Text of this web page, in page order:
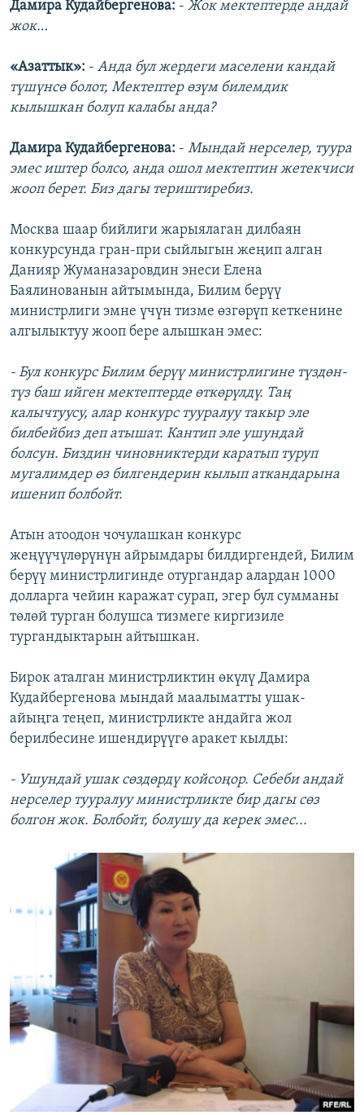
Дамира Кудайбергенова: - Жок мектептерде андай
жок…
«Азаттык»: - Анда бул жердеги маселени кандай
түшүнсө болот, Мектептер өзүм билемдик
кылышкан болуп калабы анда?
Дамира Кудайбергенова: - Мындай нерселер, туура
эмес иштер болсо, анда ошол мектептин жетекчиси
жооп берет. Биз дагы териштиребиз.
Москва шаар бийлиги жарыялаган дилбаян
конкурсунда гран-при сыйлыгын жеңип алган
Данияр Жуманазаровдин энеси Елена
Баялинованын айтымында, Билим берүү
министрлиги эмне үчүн тизме өзгөрүп кеткенине
алгылыктуу жооп бере алышкан эмес:
- Бул конкурс Билим берүү министрлигине түздөн-
түз баш ийген мектептерде өткөрүлдү. Таң
калычтуусу, алар конкурс тууралуу такыр эле
билбейбиз деп атышат. Кантип эле ушундай
болсун. Биздин чиновниктерди каратып туруп
мугалимдер өз билгендерин кылып аткандарына
ишенип болбойт.
Атын атоодон чочулашкан конкурс
жеңүүчүлөрүнүн айрымдары билдиргендей, Билим
берүү министрлигинде отургандар алардан 1000
долларга чейин каражат сурап, эгер бул сумманы
төлөй турган болушса тизмеге киргизиле
тургандыктарын айтышкан.
Бирок аталган министрликтин өкүлү Дамира
Кудайбергенова мындай маалыматты ушак-
айыңга теңеп, министрликте андайга жол
берилбесине ишендирүүгө аракет кылды:
- Ушундай ушак сөздөрдү койсоңор. Себеби андай
нерселер тууралуу министрликте бир дагы сөз
болгон жок. Болбойт, болушу да керек эмес...